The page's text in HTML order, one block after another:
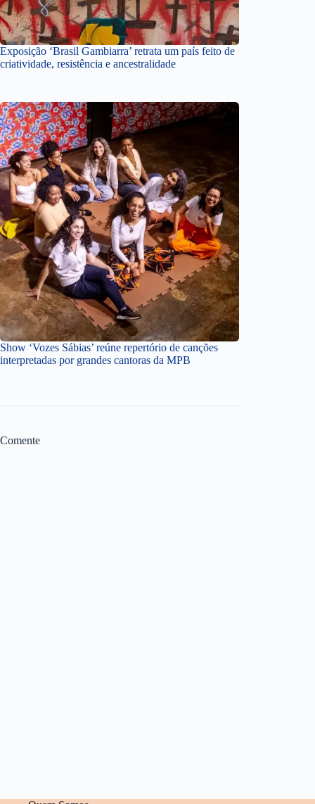
Exposição ‘Brasil Gambiarra’ retrata um país feito de
criatividade, resistência e ancestralidade
Show ‘Vozes Sábias’ reúne repertório de canções
interpretadas por grandes cantoras da MPB
Comente